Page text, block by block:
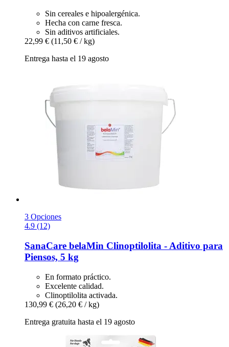
Sin cereales e hipoalergénica.
Hecha con carne fresca.
Sin aditivos artificiales.
22,99 € (11,50 € / kg)
Entrega hasta el 19 agosto
3 Opciones
4.9 (12)
SanaCare belaMin Clinoptilolita -​ Aditivo para
Piensos, 5 kg
En formato práctico.
Excelente calidad.
Clinoptilolita activada.
130,99 € (26,20 € / kg)
Entrega gratuita hasta el 19 agosto